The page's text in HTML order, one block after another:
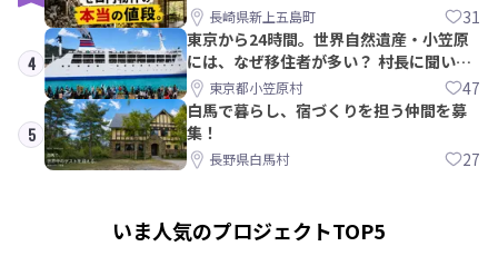
教訓｜新上五島町
長崎県新上五島町 31
4
東京から24時間。世界自然遺産・小笠原
には、なぜ移住者が多い？ 村長に聞いて
みた東京都小笠原村 47
5
白馬で暮らし、宿づくりを担う仲間を募
集！
長野県白馬村 27
いま人気のプロジェクトTOP5